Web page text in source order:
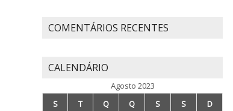
COMENTÁRIOS RECENTES
CALENDÁRIO
Agosto 2023
S
T Q Q S S
D